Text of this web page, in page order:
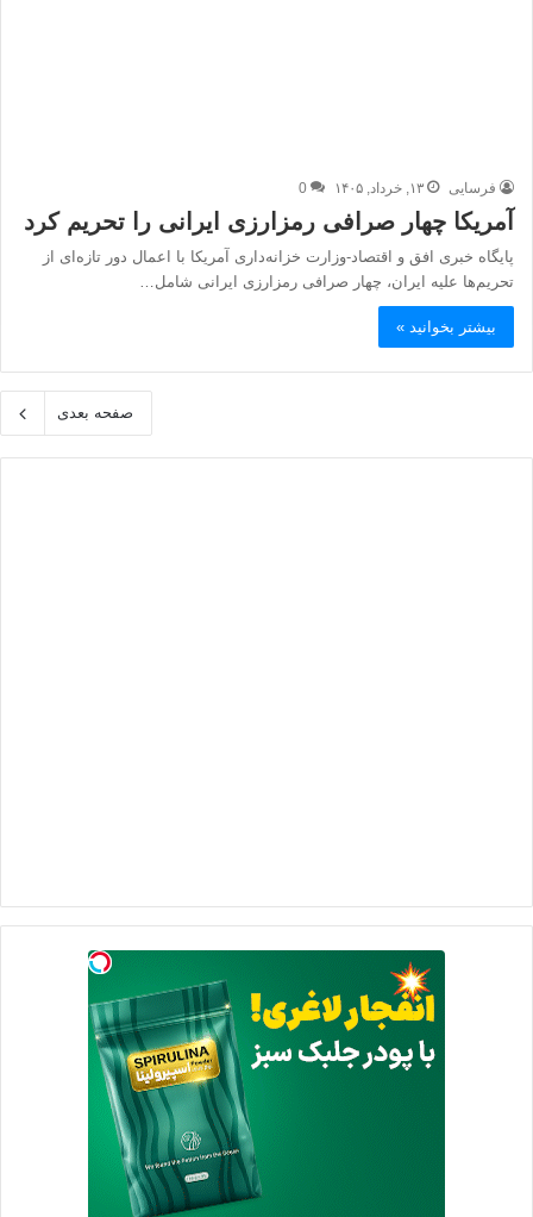
فرسایی ۱۳, خرداد, ۱۴۰۵ 0
آمریکا چهار صرافی رمزارزی ایرانی را تحریم کرد
پایگاه خبری افق و اقتصاد-وزارت خزانه‌داری آمریکا با اعمال دور تازه‌ای از
تحریم‌ها علیه ایران، چهار صرافی رمزارزی ایرانی شامل…
بیشتر بخوانید »
صفحه بعدی